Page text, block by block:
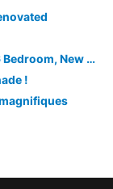
The Monarch - Private Setting, Heated Pool, 6 Bedroom, New Build. 6 Min To Cdp
!